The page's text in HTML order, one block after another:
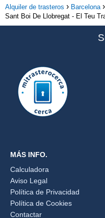
Alquiler de trasteros Barcelona
Sant Boi De Llobregat - El Teu
MÁS INFO.
Calculadora
Aviso Legal
Política de Privacidad
Política de Cookies
Contactar